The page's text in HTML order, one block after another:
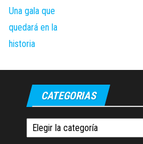
CATEGORIAS
Categorias